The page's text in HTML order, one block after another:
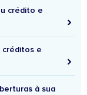
crédito e
créditos e
à sua